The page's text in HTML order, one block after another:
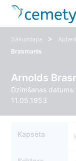
Sākumlapa >
Brasmanis
Arnolds
Dzimšanas
11.05.1953
Kapsēta